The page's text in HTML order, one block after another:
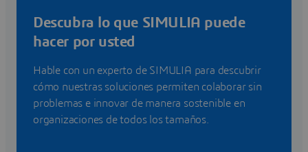
Descubra lo que SIMULIA puede
hacer por usted
Hable con un experto de SIMULIA para descubrir
cómo nuestras soluciones permiten colaborar sin
problemas e innovar de manera sostenible en
organizaciones de todos los tamaños.